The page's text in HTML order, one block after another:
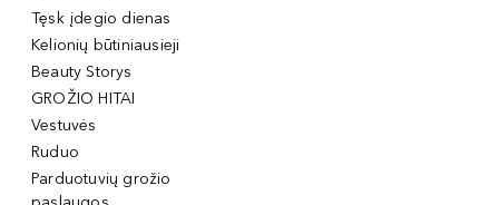
Tęsk įdegio dienas
Kelionių būtiniausieji
Beauty Storys
GROŽIO HITAI
Vestuvės
Ruduo
Parduotuvių grožio